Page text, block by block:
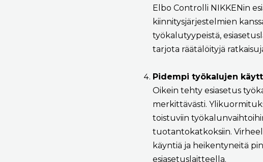
Elbo Controlli NIKKENin
kiinnitysjärjestelmien
työkalutyypeistä,
tarjota räätälöityjä
Pidempi työkalujen
Oikein tehty esiasetus
merkittävästi.
toistuviin
tuotantokatkoksiin.
käyntiä ja heikentyneitä
esiasetuslaitteella.